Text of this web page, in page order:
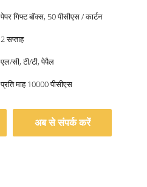
पेपर गिफ्ट बॉक्स, 50 पीसीएस / कार्टन
2 सप्ताह
एल/सी, टी/टी, पेपैल
प्रति माह 10000 पीसीएस
अब से संपर्क करें